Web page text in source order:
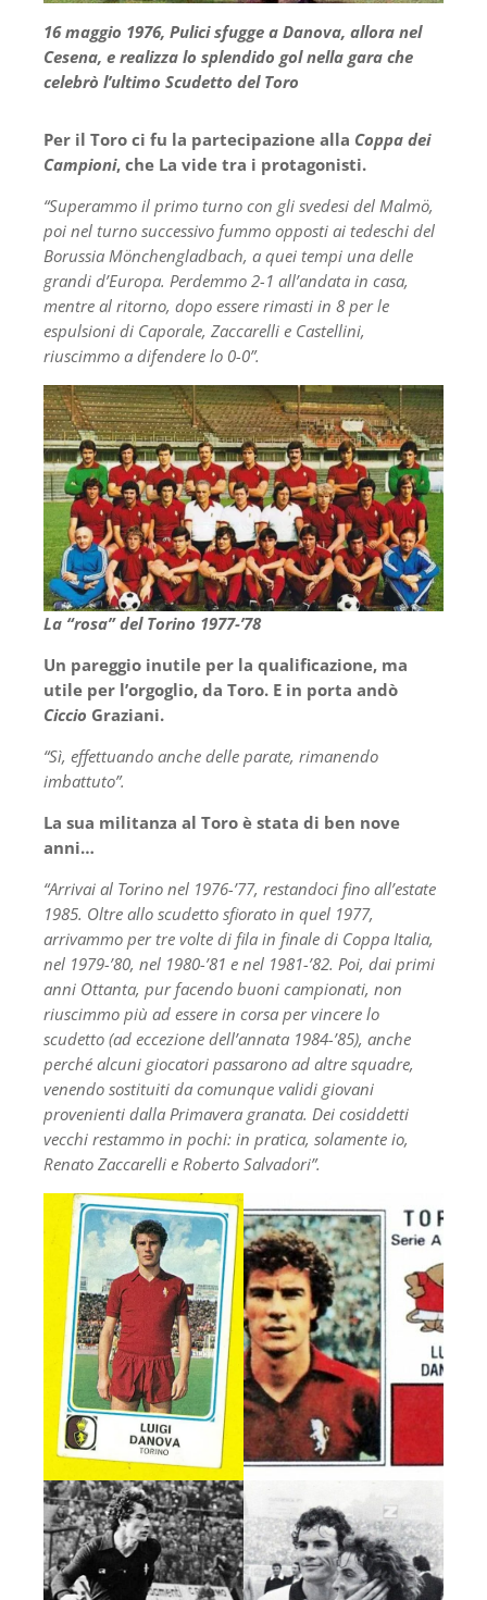
16 maggio 1976, Pulici sfugge a Danova, allora nel
Cesena, e realizza lo splendido gol nella gara che
celebrò l’ultimo Scudetto del Toro
Per il Toro ci fu la partecipazione alla Coppa dei
Campioni, che La vide tra i protagonisti.
“Superammo il primo turno con gli svedesi del Malmö,
poi nel turno successivo fummo opposti ai tedeschi del
Borussia Mönchengladbach, a quei tempi una delle
grandi d’Europa. Perdemmo 2-1 all’andata in casa,
mentre al ritorno, dopo essere rimasti in 8 per le
espulsioni di Caporale, Zaccarelli e Castellini,
riuscimmo a difendere lo 0-0”.
La “rosa” del Torino 1977-’78
Un pareggio inutile per la qualificazione, ma
utile per l’orgoglio, da Toro. E in porta andò
Ciccio Graziani.
“Sì, effettuando anche delle parate, rimanendo
imbattuto”.
La sua militanza al Toro è stata di ben nove
anni…
“Arrivai al Torino nel 1976-’77, restandoci fino all’estate
1985. Oltre allo scudetto sfiorato in quel 1977,
arrivammo per tre volte di fila in finale di Coppa Italia,
nel 1979-’80, nel 1980-’81 e nel 1981-’82. Poi, dai primi
anni Ottanta, pur facendo buoni campionati, non
riuscimmo più ad essere in corsa per vincere lo
scudetto (ad eccezione dell’annata 1984-’85), anche
perché alcuni giocatori passarono ad altre squadre,
venendo sostituiti da comunque validi giovani
provenienti dalla Primavera granata. Dei cosiddetti
vecchi restammo in pochi: in pratica, solamente io,
Renato Zaccarelli e Roberto Salvadori”.